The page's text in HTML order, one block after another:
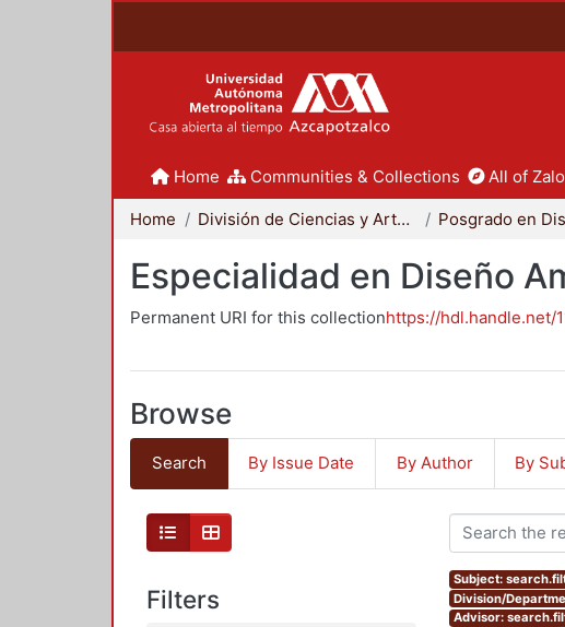
Home Communities & Collections All of
Home División de Ciencias y Artes para el Diseño Posgrado en
Especialidad en Diseño
Permanent URI for this collectionhttps://hdl.handle.net/
Browse
Search By Issue Date By Author By
Filters
Subject:
Division/
Advisor: